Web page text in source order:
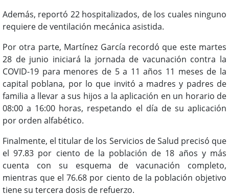
Además, reportó 22 hospitalizados, de los cuales ninguno
requiere de ventilación mecánica asistida.
Por otra parte, Martínez García recordó que este martes
28 de junio iniciará la jornada de vacunación contra la
COVID-19 para menores de 5 a 11 años 11 meses de la
capital poblana, por lo que invitó a madres y padres de
familia a llevar a sus hijos a la aplicación en un horario de
08:00 a 16:00 horas, respetando el día de su aplicación
por orden alfabético.
Finalmente, el titular de los Servicios de Salud precisó que
el 97.83 por ciento de la población de 18 años y más
cuenta con su esquema de vacunación completo,
mientras que el 76.68 por ciento de la población objetivo
tiene su tercera dosis de refuerzo.